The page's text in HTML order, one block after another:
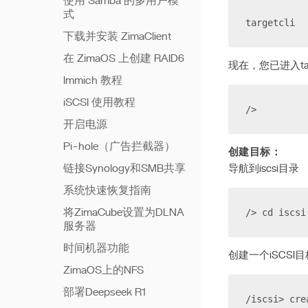
targetcli
现在，您已进入
/>
创建目标：
导航到iscsi目录
/> cd iscsi
创建一个iSCSI目
/iscsi>
式
下载并安装 ZimaClient
在 ZimaOS 上创建 RAID6
Immich 教程
iSCSI 使用教程
开启电源
Pi-hole（广告拦截器）
链接Synology和SMB共享
系统快速恢复指南
将ZimaCube设置为DLNA
服务器
时间机器功能
ZimaOS上的NFS
部署Deepseek R1